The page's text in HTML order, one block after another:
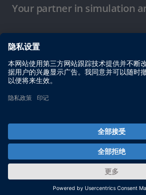
Your partner in simulation
使用条件
隐私政策
版权声明与一般条款及条件
© dSPACE